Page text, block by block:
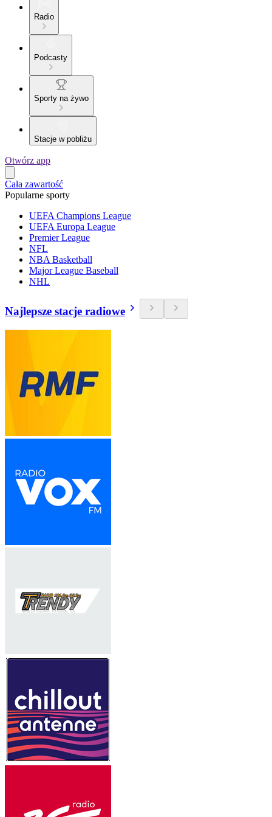
Radio
Podcasty
Sporty na żywo
Stacje w pobliżu
Otwórz app
Cała zawartość
Popularne sporty
UEFA Champions League
UEFA Europa League
Premier League
NFL
NBA Basketball
Major League Baseball
NHL
Najlepsze stacje radiowe